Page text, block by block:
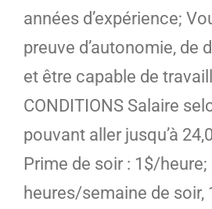
années d’expérience;
preuve d’autonomie, de
et être capable de
CONDITIONS Salaire
pouvant aller jusqu’à
Prime de soir : 1$/heure;
heures/semaine de soir,